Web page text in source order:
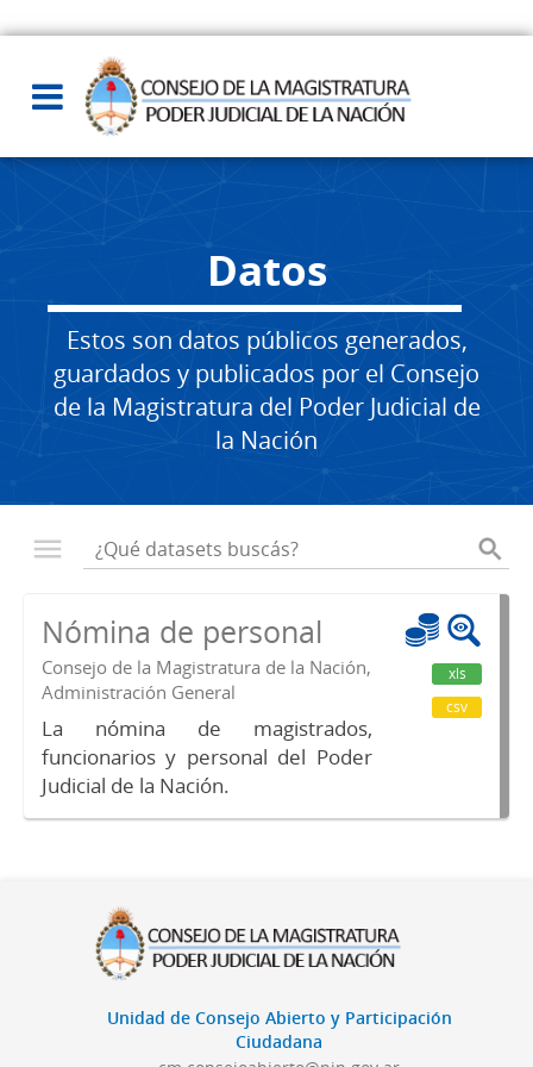
Datos
Estos son datos públicos generados,
guardados y publicados por el Consejo
de la Magistratura del Poder Judicial de
la Nación
Nómina de personal
Consejo de la Magistratura de la Nación,
Administración General
La nómina de magistrados,
funcionarios y personal del Poder
Judicial de la Nación.
xls
csv
Unidad de Consejo Abierto y Participación
Ciudadana